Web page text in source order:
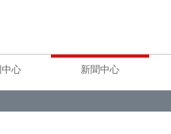
心 新聞中心